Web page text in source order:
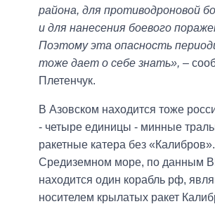
района, для противодроновой
и для нанесения боевого
Поэтому эта опасность
тоже дает о себе знать», –
Плетенчук.
В Азовском находится тоже
- четыре единицы - минные
ракетные катера без
Средиземном море, по данным
находится один корабль рф,
носителем крылатых ракет